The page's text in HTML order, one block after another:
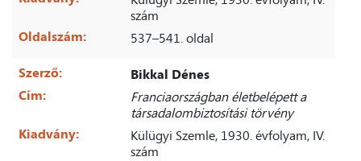
szám
Oldalszám:
537–541. oldal
Szerző:
Bikkal Dénes
Cím:
Franciaországban életbelépett a
társadalombiztosítási törvény
Kiadvány:
Külügyi Szemle, 1930. évfolyam, IV.
szám